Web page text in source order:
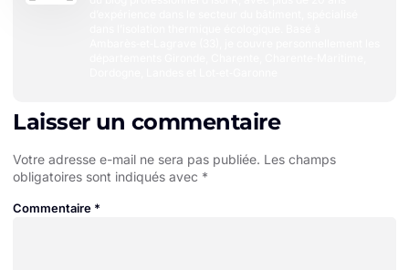
Laisser un commentaire
Votre adresse e-mail ne sera pas publiée. Les champs
obligatoires sont indiqués avec *
Commentaire *